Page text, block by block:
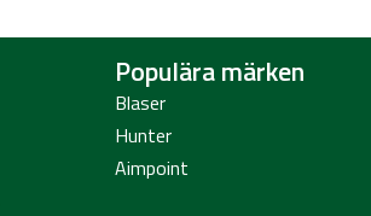
Populära märken
Blaser
Hunter
Aimpoint